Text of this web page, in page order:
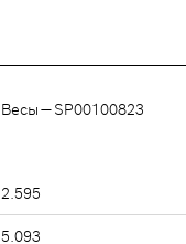
Весы — SP00100823
2.595
5.093